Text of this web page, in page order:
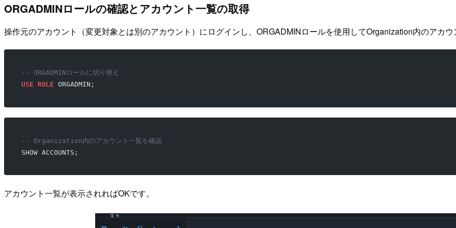
ORGADMINロールの確認とアカウント一覧の取得
操作元のアカウント（変更対象とは別のアカウント）にログインし、ORGADMINロールを使用してOrganization内のアカ
-- ORGADMINロールに切り替え
USE ROLE ORGADMIN;
-- Organization内のアカウント一覧を確認
SHOW ACCOUNTS;
アカウント一覧が表示されればOKです。